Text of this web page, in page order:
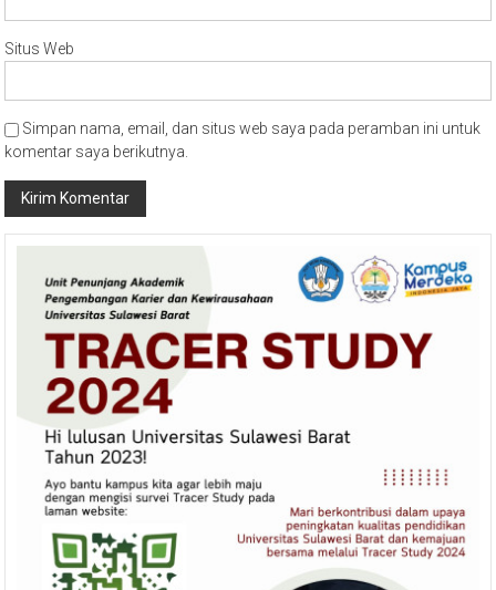
Situs Web
Simpan nama, email, dan situs web saya pada peramban ini untuk
komentar saya berikutnya.